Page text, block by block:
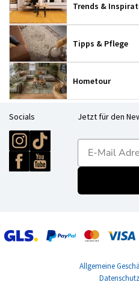
Trends &
Tipps & Pflege
Hometour
Socials Jetzt für den
E-
Allgemeine